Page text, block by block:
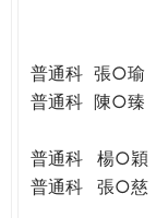
普通科 張○瑜
普通科 陳○臻
普通科
楊○穎
普通科
張○慈